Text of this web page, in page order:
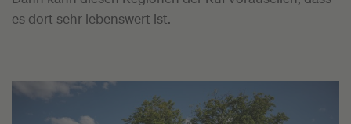
es dort sehr lebenswert ist.